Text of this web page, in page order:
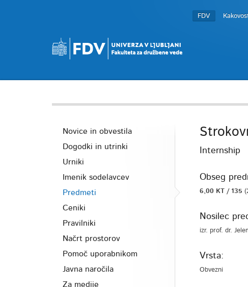
FDV
Novice in obvestila
Dogodki in utrinki
Urniki
Imenik sodelavcev
Predmeti
Ceniki
Pravilniki
Načrt prostorov
Pomoč uporabnikom
Javna naročila
Za medije
Internship
Obseg
6,00 KT / 135
Nosilec
izr. prof. dr.
Vrsta:
Obvezni